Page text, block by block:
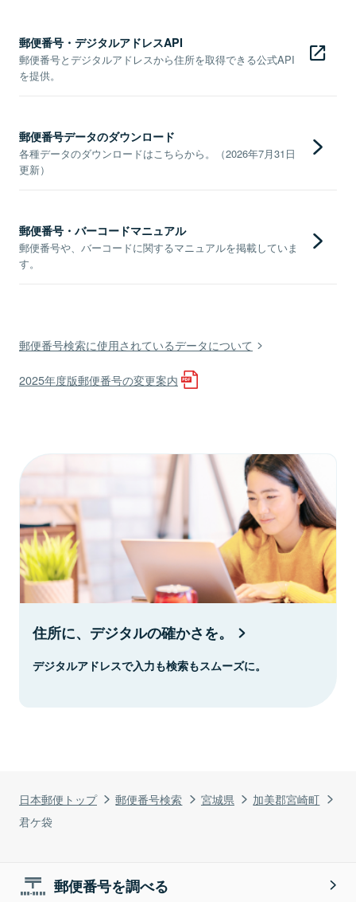
日本郵便トップ 郵便番号検索 宮城県
加美郡宮崎町
君ケ袋
郵便番号・デジタルアドレスAPI
郵便番号とデジタルアドレスから住所を取得できる公式API
を提供。
郵便番号データのダウンロード
各種データのダウンロードはこちらから。（2026年7月31日
更新）
郵便番号・バーコードマニュアル
郵便番号や、バーコードに関するマニュアルを掲載していま
す。
郵便番号検索に使用されているデータについて
2025年度版郵便番号の変更案内
住所に、デジタルの確かさを。
デジタルアドレスで入力も検索もスムーズに。
郵便番号を調べる